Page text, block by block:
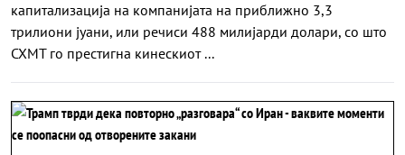
капитализација на компанијата на приближно 3,3
трилиони јуани, или речиси 488 милијарди долари, со што
CXMT го престигна кинескиот ...